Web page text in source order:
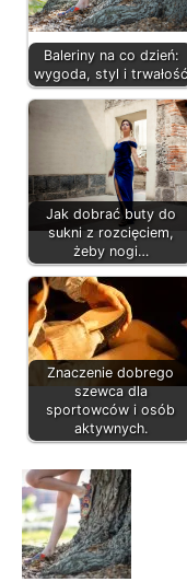
Baleriny na co dzień:
wygoda, styl i trwałość
Jak dobrać buty do
sukni z rozcięciem,
żeby nogi…
Znaczenie dobrego
szewca dla
sportowców i osób
aktywnych.